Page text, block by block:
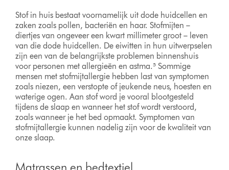
Stof in huis bestaat voornamelijk uit dode huidcellen en
zaken zoals pollen, bacteriën en haar. Stofmijten –
diertjes van ongeveer een kwart millimeter groot – leven
van die dode huidcellen. De eiwitten in hun uitwerpselen
zijn een van de belangrijkste problemen binnenshuis
voor personen met allergieën en astma.⁵ Sommige
mensen met stofmijtallergie hebben last van symptomen
zoals niezen, een verstopte of jeukende neus, hoesten en
waterige ogen. Aan stof word je vooral blootgesteld
tijdens de slaap en wanneer het stof wordt verstoord,
zoals wanneer je het bed opmaakt. Symptomen van
stofmijtallergie kunnen nadelig zijn voor de kwaliteit van
onze slaap.